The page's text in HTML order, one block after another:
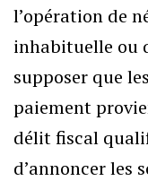
l’opération de
inhabituelle ou
supposer que
paiement
délit fiscal
d’annoncer les